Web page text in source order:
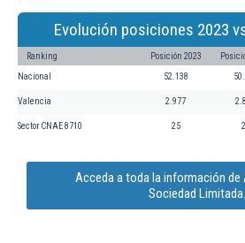
Evolución posiciones 2023
Ranking Posición 2023
Nacional 52.138
Valencia 2.977
Sector CNAE 8710 25
Acceda a toda la información de
Sociedad Limitada.